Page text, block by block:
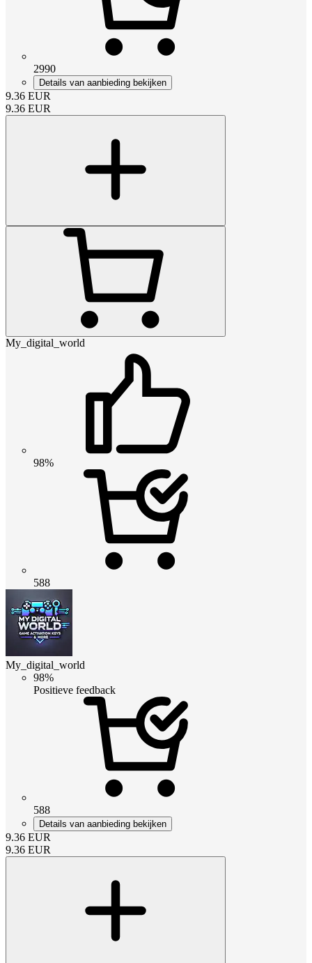
2990
Details van aanbieding bekijken
9.36 EUR
9.36 EUR
My_digital_world
98%
588
My_digital_world
98%
Positieve feedback
588
Details van aanbieding bekijken
9.36 EUR
9.36 EUR